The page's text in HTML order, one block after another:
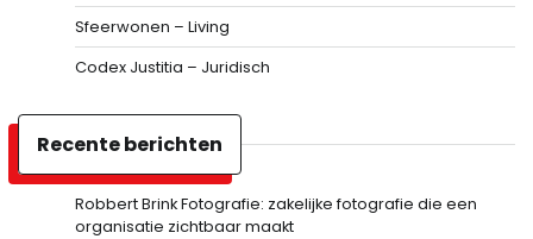
Sfeerwonen – Living
Codex Justitia – Juridisch
Recente berichten
Robbert Brink Fotografie: zakelijke fotografie die een
organisatie zichtbaar maakt